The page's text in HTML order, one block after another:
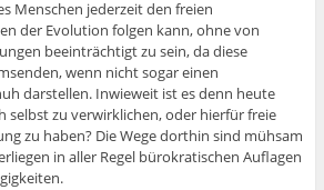
Menschen jederzeit den freien
der Evolution folgen kann, ohne von
beeinträchtigt zu sein, da diese
wenn nicht sogar einen
darstellen. Inwieweit ist es denn heute
selbst zu verwirklichen, oder hierfür freie
zu haben? Die Wege dorthin sind mühsam
in aller Regel bürokratischen Auflagen